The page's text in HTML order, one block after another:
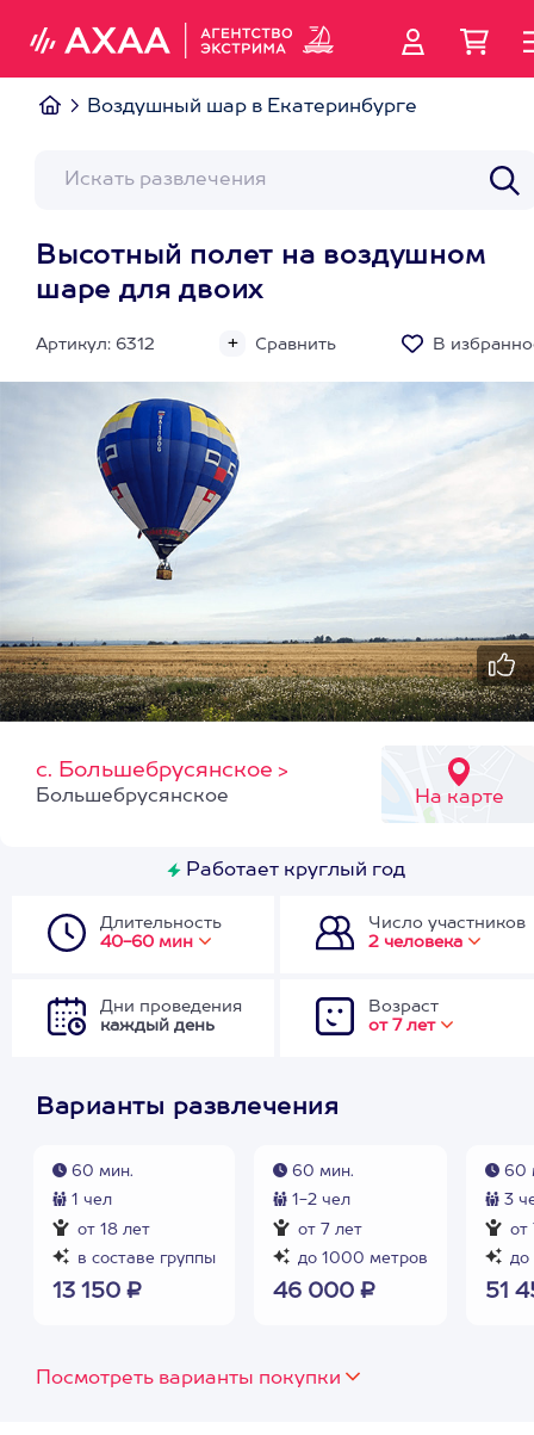
Воздушный шар в Екатеринбурге
Высотный полет на воздушном
шаре для двоих
Артикул: 6312 Сравнить В
с. Большебрусянское >
На карте
Большебрусянское
Работает круглый год
Длительность
40-60 мин
Число участников
2 человека
Дни проведения
каждый день
Возраст
от 7 лет
Варианты развлечения
60 мин.
1 чел
от 18 лет
в составе группы
13 150 ₽
60 мин.
1-2 чел
от 7 лет
до 1000 метров
46 000 ₽
60
3
от
до
51
Посмотреть варианты покупки